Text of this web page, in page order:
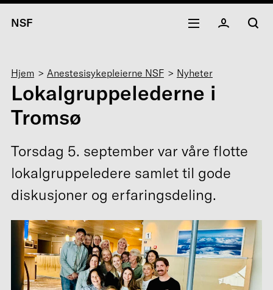
NSF
Navigasjonssti
Hjem Anestesisykepleierne NSF Nyheter
Lokalgruppelederne i
Tromsø
Torsdag 5. september var våre flotte
lokalgruppeledere samlet til gode
diskusjoner og erfaringsdeling.